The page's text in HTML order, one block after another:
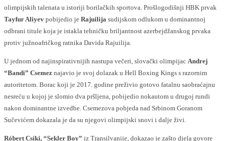
olimpijskih talenata u istoriji borilačkih sportova. Prošlogodišnji HBK prvak
Tayfur Aliyev pobijedio je Rajuilija sudijskom odlukom u dominantnoj
odbrani titule koja je istakla tehničku briljantnost azerbejdžanskog prvaka
protiv južnoafričkog ratnika Davida Rajuilija.
U jednom od najinspirativnijih nastupa večeri, slovački olimpijac Andrej
“Bandi” Csemez najavio je svoj dolazak u Hell Boxing Kings s razornim
autoritetom. Borac koji je 2017. godine preživio gotovo fatalnu saobraćajnu
nesreću u kojoj je slomio dva pršljena, pobijedio nokautom u drugoj rundi
nakon dominantne izvedbe. Csemezova pobjeda nad Srbinom Goranom
Sučevićem dokazala je da su njegovi olimpijski snovi i dalje živi.
Róbert Csiki, “Sekler Boy” iz Transilvanije, dokazao je zašto djela govore